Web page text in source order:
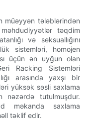
müəyyən tələblərindən
təqdim
və seksuallığını
sistemləri, homojen
üçün ən uyğun olan
Racking Sistemləri
arasında yaxşı bir
yüksək səsli saxlama
nəzərdə tutulmuşdur.
məkanda saxlama
təklif edir.